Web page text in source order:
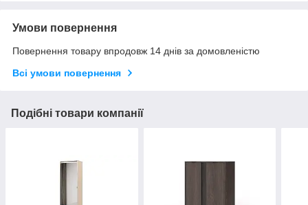
Умови повернення
Повернення товару впродовж 14 днів за домовленістю
Всі умови повернення
Подібні товари компанії